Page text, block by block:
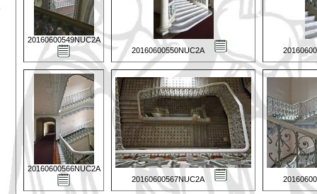
20160600549NUC2A
20160600550NUC2A
20160600566NUC2A
20160600567NUC2A